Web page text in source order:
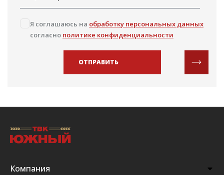
Я соглашаюсь на обработку персональных данных
согласно политике конфиденциальности
ОТПРАВИТЬ
Компания